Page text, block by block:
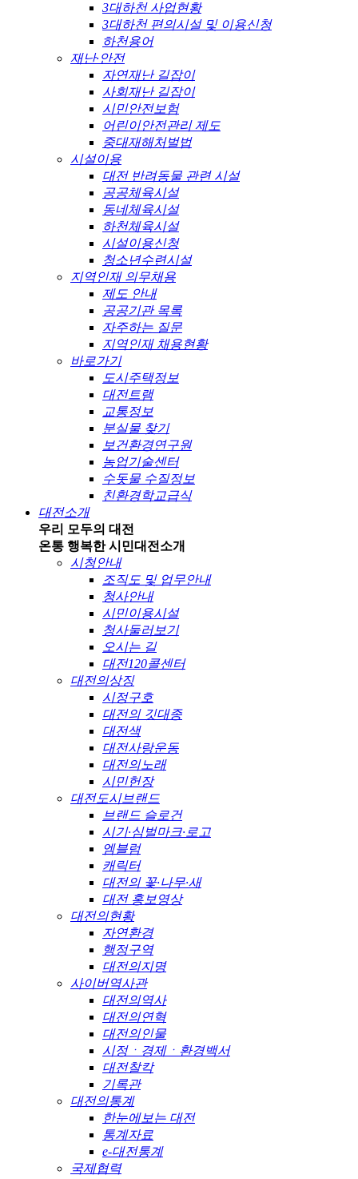
3대하천 사업현황
3대하천 편의시설 및 이용신청
하천용어
재난·안전
자연재난 길잡이
사회재난 길잡이
시민안전보험
어린이안전관리 제도
중대재해처벌법
시설이용
대전 반려동물 관련 시설
공공체육시설
동네체육시설
하천체육시설
시설이용신청
청소년수련시설
지역인재 의무채용
제도 안내
공공기관 목록
자주하는 질문
지역인재 채용현황
바로가기
도시주택정보
대전트램
교통정보
분실물 찾기
보건환경연구원
농업기술센터
수돗물 수질정보
친환경학교급식
대전소개
우리 모두의 대전
온통 행복한 시민대전소개
시청안내
조직도 및 업무안내
청사안내
시민이용시설
청사둘러보기
오시는 길
대전120콜센터
대전의상징
시정구호
대전의 깃대종
대전색
대전사랑운동
대전의노래
시민헌장
대전도시브랜드
브랜드 슬로건
시기·심벌마크·로고
엠블럼
캐릭터
대전의 꽃·나무·새
대전 홍보영상
대전의현황
자연환경
행정구역
대전의지명
사이버역사관
대전의역사
대전의연혁
대전의인물
시정ㆍ경제ㆍ환경백서
대전찰칵
기록관
대전의통계
한눈에보는 대전
통계자료
e-대전통계
국제협력